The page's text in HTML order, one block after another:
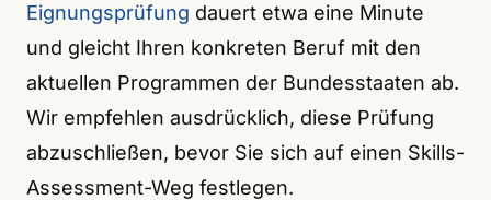
Eignungsprüfung dauert etwa eine Minute
und gleicht Ihren konkreten Beruf mit den
aktuellen Programmen der Bundesstaaten ab.
Wir empfehlen ausdrücklich, diese Prüfung
abzuschließen, bevor Sie sich auf einen Skills-
Assessment-Weg festlegen.